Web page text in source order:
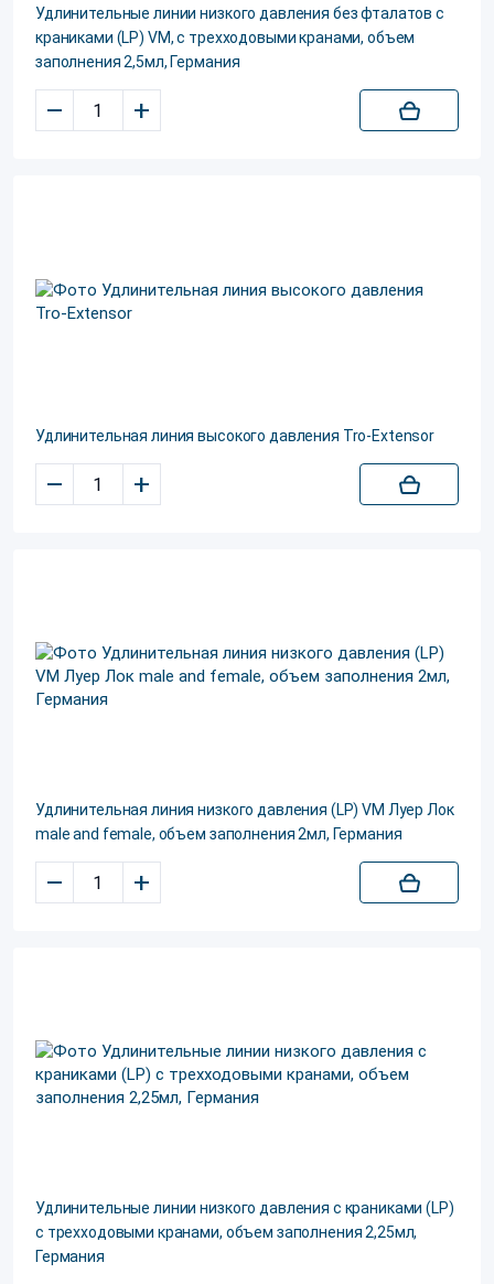
Удлинительные линии низкого давления без фталатов с
краниками (LP) VM, с трехходовыми кранами, объем
заполнения 2,5мл, Германия
– +
Удлинительная линия высокого давления Tro-Extensor
– +
Удлинительная линия низкого давления (LP) VM Луер Лок
male and female, объем заполнения 2мл, Германия
– +
Удлинительные линии низкого давления с краниками (LP)
с трехходовыми кранами, объем заполнения 2,25мл,
Германия